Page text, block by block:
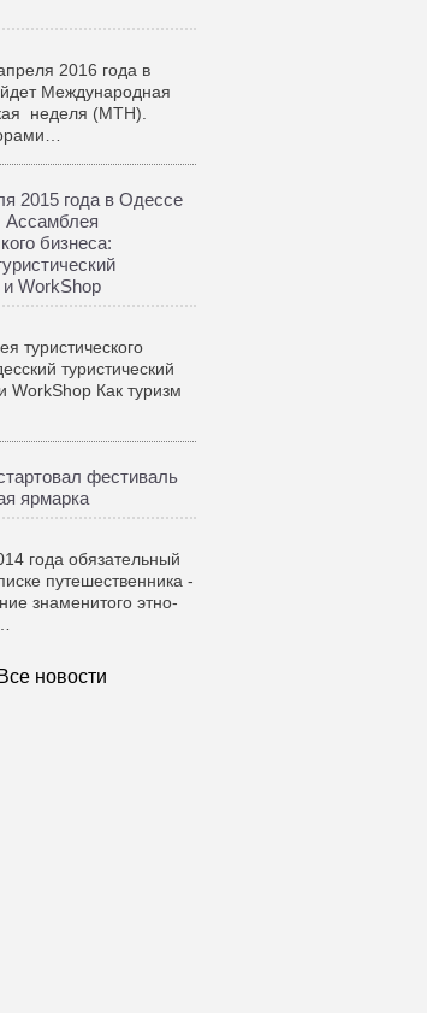
2016 года в
Международная
неделя (МТН).
2015 года в Одессе
Ассамблея
бизнеса:
WorkShop
туристического
туристический
WorkShop Как туризм
фестиваль
ярмарка
года обязательный
путешественника -
знаменитого этно-
Все новости